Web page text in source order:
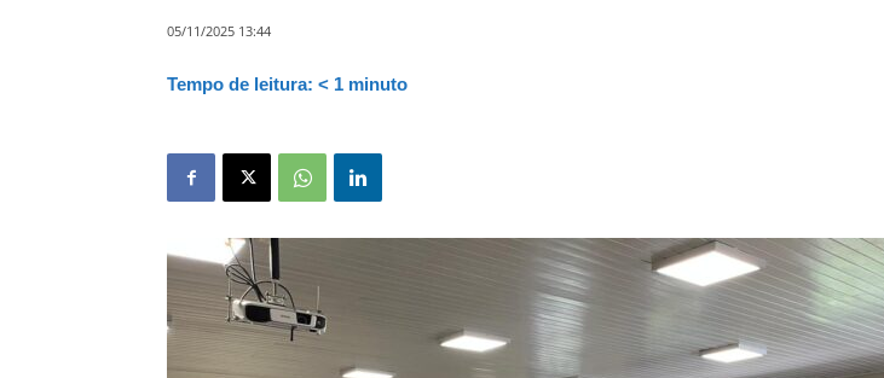
05/11/2025 13:44
Tempo de leitura: < 1 minuto